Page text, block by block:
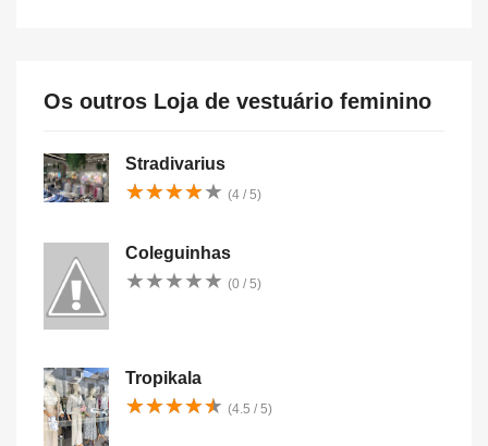
Os outros Loja de vestuário feminino
Stradivarius
★★★★★
★★★★★ (4 / 5)
Coleguinhas
★★★★★
★★★★★ (0 / 5)
Tropikala
★★★★★
★★★★★ (4.5 / 5)